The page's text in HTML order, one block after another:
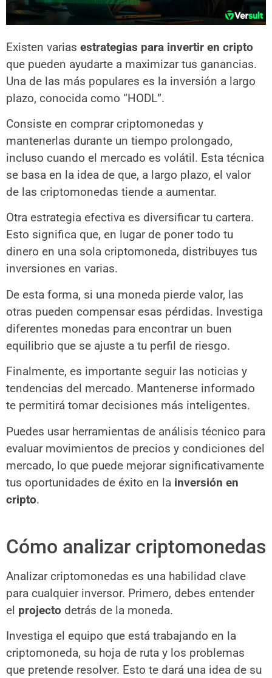
Existen varias estrategias para invertir en cripto
que pueden ayudarte a maximizar tus ganancias.
Una de las más populares es la inversión a largo
plazo, conocida como “HODL”.
Consiste en comprar criptomonedas y
mantenerlas durante un tiempo prolongado,
incluso cuando el mercado es volátil. Esta técnica
se basa en la idea de que, a largo plazo, el valor
de las criptomonedas tiende a aumentar.
Otra estrategia efectiva es diversificar tu cartera.
Esto significa que, en lugar de poner todo tu
dinero en una sola criptomoneda, distribuyes tus
inversiones en varias.
De esta forma, si una moneda pierde valor, las
otras pueden compensar esas pérdidas. Investiga
diferentes monedas para encontrar un buen
equilibrio que se ajuste a tu perfil de riesgo.
Finalmente, es importante seguir las noticias y
tendencias del mercado. Mantenerse informado
te permitirá tomar decisiones más inteligentes.
Puedes usar herramientas de análisis técnico para
evaluar movimientos de precios y condiciones del
mercado, lo que puede mejorar significativamente
tus oportunidades de éxito en la inversión en
cripto.
Cómo analizar criptomonedas
Analizar criptomonedas es una habilidad clave
para cualquier inversor. Primero, debes entender
el projecto detrás de la moneda.
Investiga el equipo que está trabajando en la
criptomoneda, su hoja de ruta y los problemas
que pretende resolver. Esto te dará una idea de su